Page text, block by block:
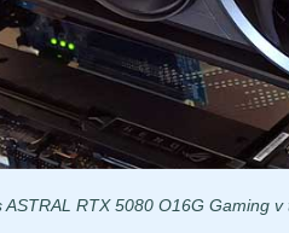
ASTRAL RTX 5080 O16G Gaming